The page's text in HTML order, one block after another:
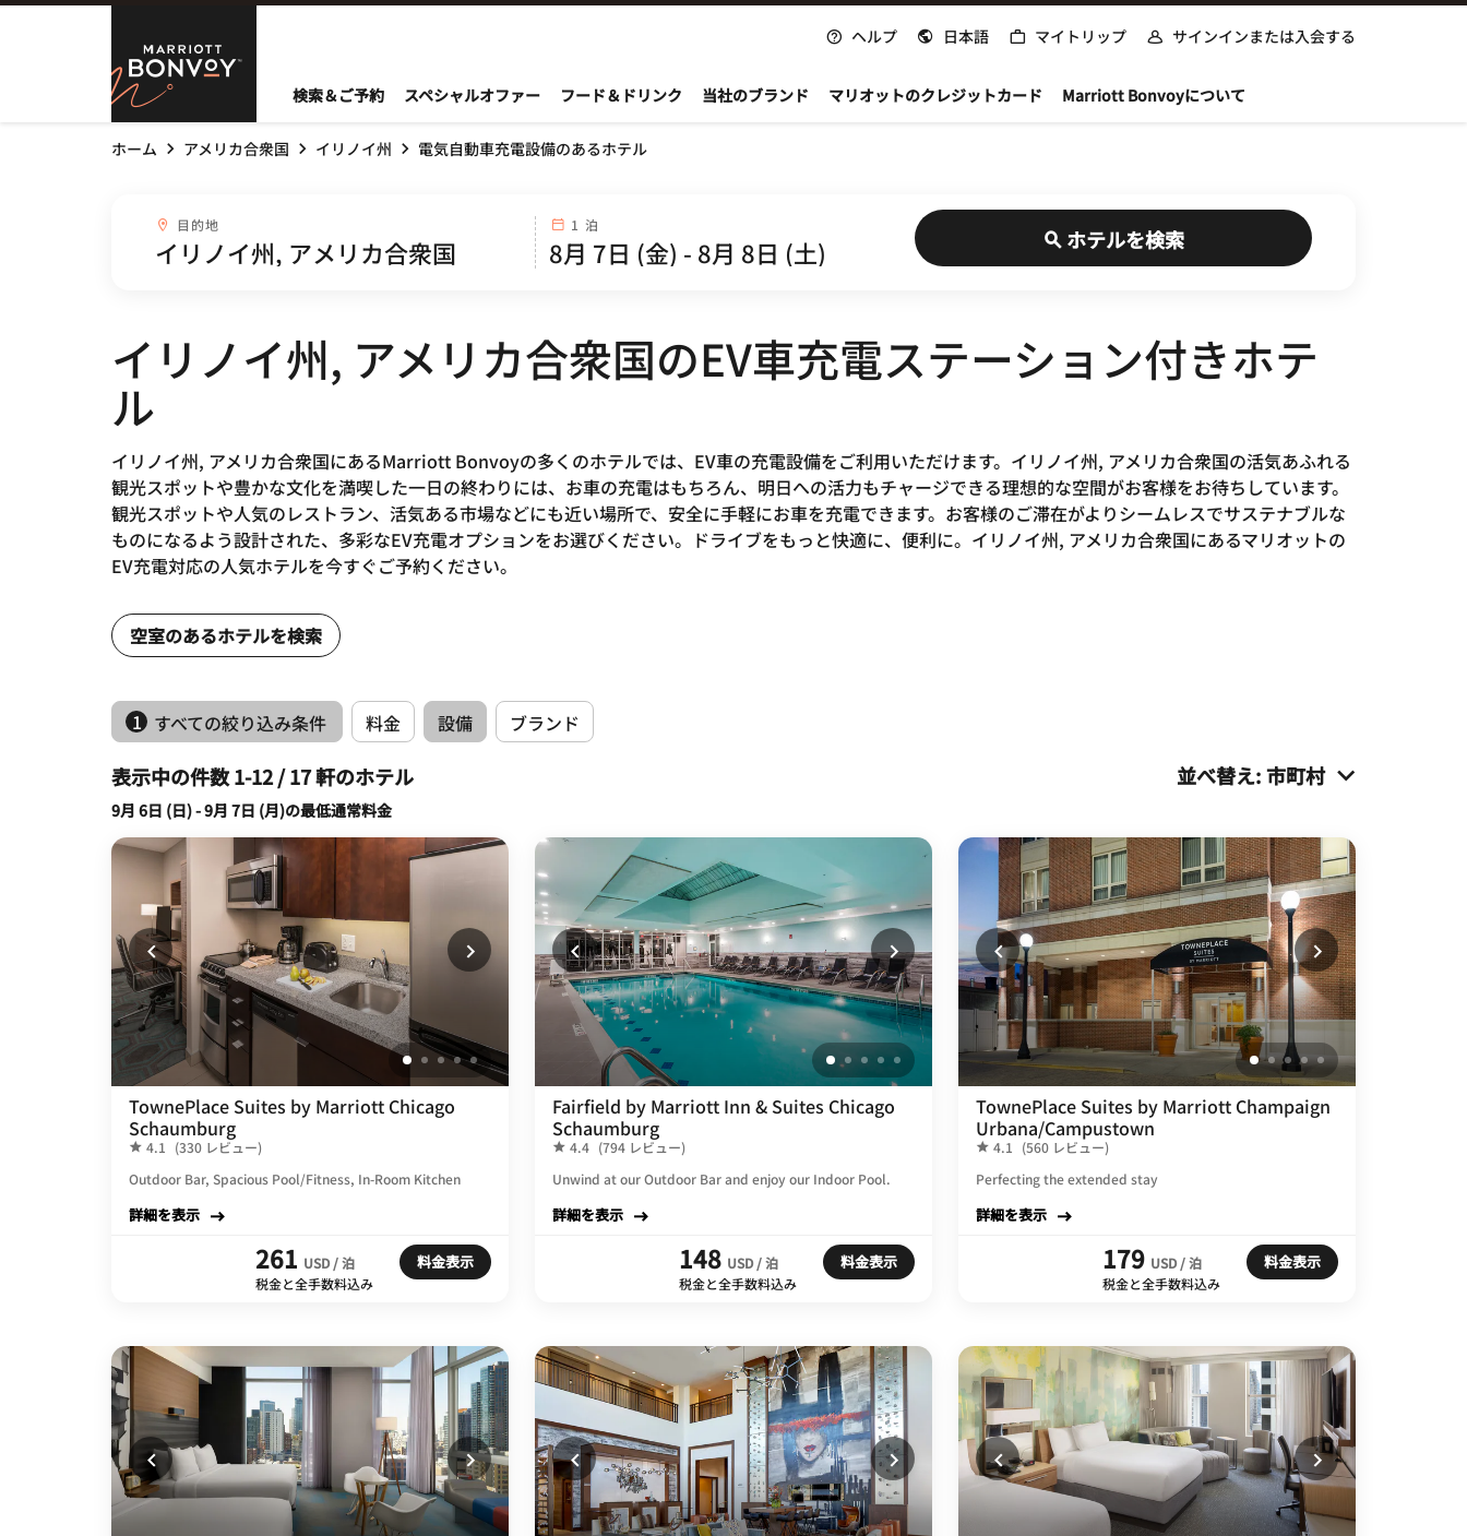
Skip to Content
Marriott Bonvoy
ヘルプ 日本語 マイトリップ サインインまたは入会する
検索＆ご予約 スペシャルオファー フード＆ドリンク 当社のブランド マリオットのクレジットカード Marriott Bonvoyについて
ホーム アメリカ合衆国 イリノイ州 電気自動車充電設備のあるホテル
目的地combobox
目的地 1 泊 ホテルを検索
イリノイ州, アメリカ合衆国のEV車充電ステーション付きホテ
ル
イリノイ州, アメリカ合衆国にあるMarriott Bonvoyの多くのホテルでは、EV車の充電設備をご利用いただけます。イリノイ州, アメリカ合衆国の活気あふれる
観光スポットや豊かな文化を満喫した一日の終わりには、お車の充電はもちろん、明日への活力もチャージできる理想的な空間がお客様をお待ちしています。
観光スポットや人気のレストラン、活気ある市場などにも近い場所で、安全に手軽にお車を充電できます。お客様のご滞在がよりシームレスでサステナブルな
ものになるよう設計された、多彩なEV充電オプションをお選びください。ドライブをもっと快適に、便利に。イリノイ州, アメリカ合衆国にあるマリオットの
EV充電対応の人気ホテルを今すぐご予約ください。
空室のあるホテルを検索
1 すべての絞り込み条件 料金 設備 ブランド
表示中の件数 1-12 / 17 軒のホテル 並べ替え:市町村
9月 6日 (日) - 9月 7日 (月)の最低通常料金
TownePlace Suites by Marriott Chicago
Schaumburg
4.1
(330 レビュー)
Outdoor Bar, Spacious Pool/Fitness, In-Room Kitchen
詳細を表示
261 USD / 泊
税金と全手数料込み
料金表示
Fairfield by Marriott Inn & Suites Chicago
Schaumburg
4.4 (794 レビュー)
Unwind at our Outdoor Bar and enjoy our Indoor Pool.
詳細を表示
148 USD / 泊
税金と全手数料込み
料金表示
TownePlace Suites by Marriott Champaign
Urbana/Campustown
4.1
(560 レビュー)
Perfecting the extended stay
詳細を表示
179 USD / 泊
税金と全手数料込み
料金表示